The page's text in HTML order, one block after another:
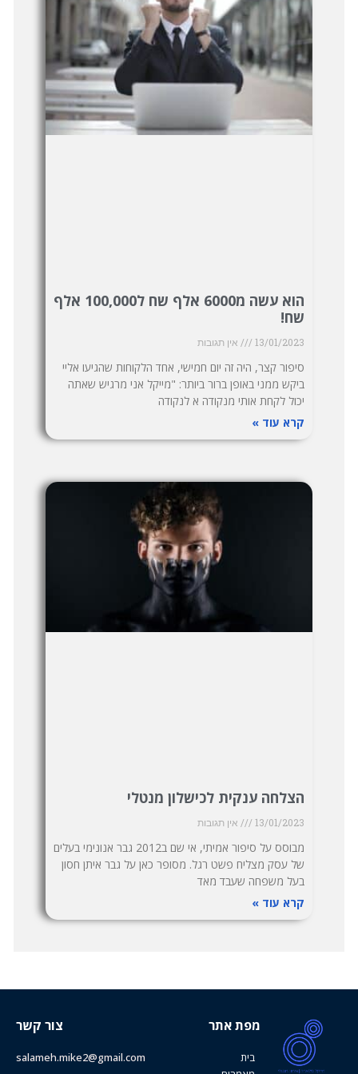
הוא עשה מ6000 אלף שח ל100,000 אלף
שח!
13/01/2023 אין תגובות
סיפור קצר, היה זה יום חמישי, אחד הלקוחות שהגיעו אליי
ביקש ממני באופן ברור ביותר: "מייקל אני מרגיש שאתה
יכול לקחת אותי מנקודה א לנקודה
קרא עוד »
הצלחה ענקית לכישלון מנטלי
13/01/2023 אין תגובות
מבוסס על סיפור אמיתי, אי שם ב2012 גבר אנונימי בעלים
של עסק מצליח פשט רגל. מסופר כאן על גבר איתן חסון
בעל משפחה שעבד מאד
קרא עוד »
מפת אתר
בית
צור קשר
salameh.mike2@gmail.com